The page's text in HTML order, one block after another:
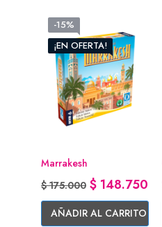
¡EN OFERTA!
-15%
Marrakesh
Precio base
$ 175.000 Precio
$ 148.750
AÑADIR AL CARRITO